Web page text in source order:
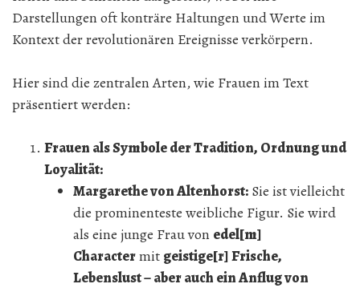
Darstellungen oft konträre Haltungen und Werte im
Kontext der revolutionären Ereignisse verkörpern.
Hier sind die zentralen Arten, wie Frauen im Text
präsentiert werden:
Frauen als Symbole der Tradition, Ordnung und
Loyalität:
Margarethe von Altenhorst: Sie ist vielleicht
die prominenteste weibliche Figur. Sie wird
als eine junge Frau von edel[m]
Charactermit geistige[r] Frische,
Lebenslust – aber auch ein Anflug von